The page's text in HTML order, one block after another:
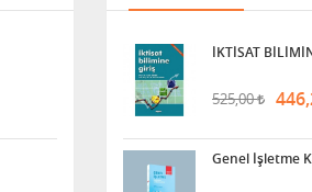
İKTİSAT
525,00
Genel İşletme